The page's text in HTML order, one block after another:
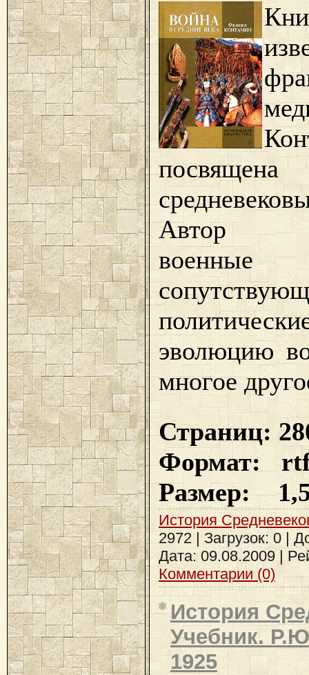
Автор
военные
эволюцию
многое
Страниц:
Формат:
Размер:
История
2972 | Загрузок: 0 |
Дата: 09.08.2009 |
Комментарии (0)
История
Учебник.
1925